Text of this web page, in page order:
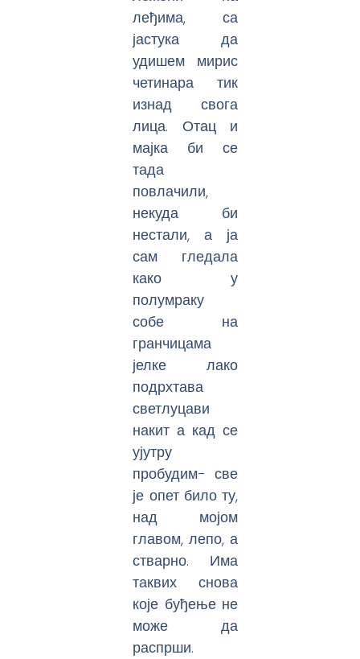
леђима, са
јастука да
удишем мирис
четинара тик
изнад свога
лица. Отац и
мајка би се
тада
повлачили,
некуда би
нестали, а ја
сам гледала
како у
полумраку
собе на
гранчицама
јелке лако
подрхтава
светлуцави
накит а кад се
ујутру
пробудим- све
је опет било ту,
над мојом
главом, лепо, а
стварно. Има
таквих снова
које буђење не
може да
распрши.